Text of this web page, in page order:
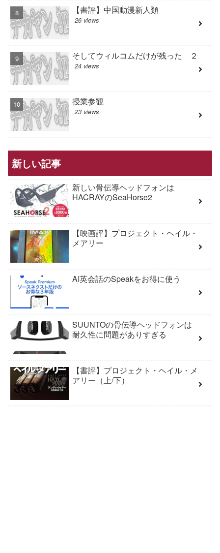
【書評】中国動漫新人類
26 views
そしてウィルコムだけが残った ２
24 views
授業参観
23 views
新しい記事
新しい骨伝導ヘッドフォンは
HACRAYのSeaHorse2
【映画評】プロジェクト・ヘイル・
メアリー
AI英会話のSpeakをお得に使う
SUUNTOの骨伝導ヘッドフォンは
耐久性に問題がありすぎる
【書評】プロジェクト・ヘイル・メ
アリー（上/下）